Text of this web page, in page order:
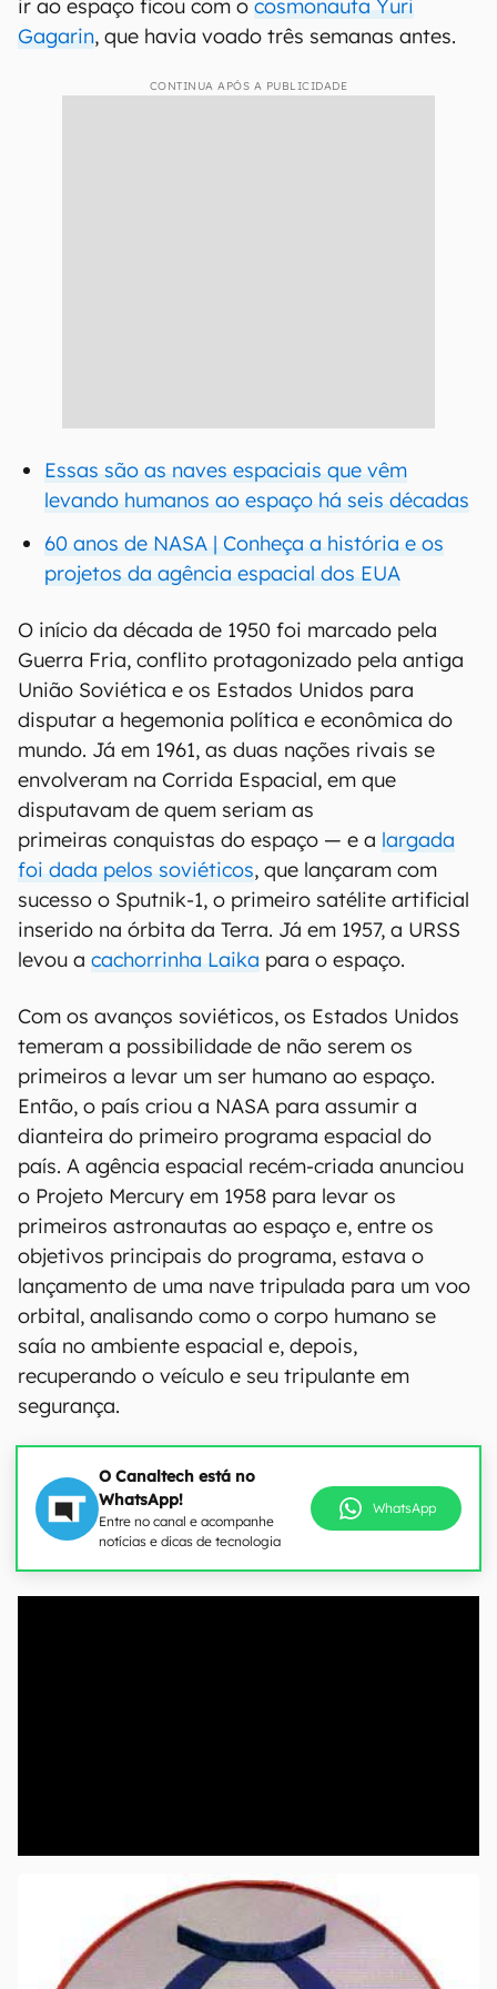
ir ao espaço ficou com o cosmonauta Yuri
Gagarin, que havia voado três semanas antes.
CONTINUA APÓS A PUBLICIDADE
Essas são as naves espaciais que vêm
levando humanos ao espaço há seis décadas
60 anos de NASA | Conheça a história e os
projetos da agência espacial dos EUA
O início da década de 1950 foi marcado pela
Guerra Fria, conflito protagonizado pela antiga
União Soviética e os Estados Unidos para
disputar a hegemonia política e econômica do
mundo. Já em 1961, as duas nações rivais se
envolveram na Corrida Espacial, em que
disputavam de quem seriam as
primeiras conquistas do espaço — e a largada
foi dada pelos soviéticos, que lançaram com
sucesso o Sputnik-1, o primeiro satélite artificial
inserido na órbita da Terra. Já em 1957, a URSS
levou a cachorrinha Laika para o espaço.
Com os avanços soviéticos, os Estados Unidos
temeram a possibilidade de não serem os
primeiros a levar um ser humano ao espaço.
Então, o país criou a NASA para assumir a
dianteira do primeiro programa espacial do
país. A agência espacial recém-criada anunciou
o Projeto Mercury em 1958 para levar os
primeiros astronautas ao espaço e, entre os
objetivos principais do programa, estava o
lançamento de uma nave tripulada para um voo
orbital, analisando como o corpo humano se
saía no ambiente espacial e, depois,
recuperando o veículo e seu tripulante em
segurança.
O Canaltech está no
WhatsApp!
Entre no canal e acompanhe
notícias e dicas de tecnologia
WhatsApp